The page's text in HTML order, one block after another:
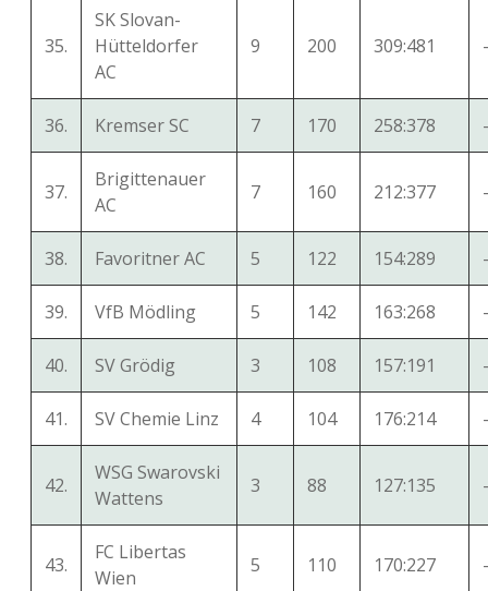
35.
SK Slovan-
Hütteldorfer
AC
9 200 309:481
36. Kremser SC 7 170 258:378
37.
Brigittenauer
AC
7 160 212:377
38. Favoritner AC 5 122 154:289
39. VfB Mödling 5 142 163:268
40. SV Grödig 3 108 157:191
41. SV Chemie Linz 4 104 176:214
42.
WSG Swarovski
Wattens
3 88 127:135
43.
FC Libertas
Wien
5 110 170:227